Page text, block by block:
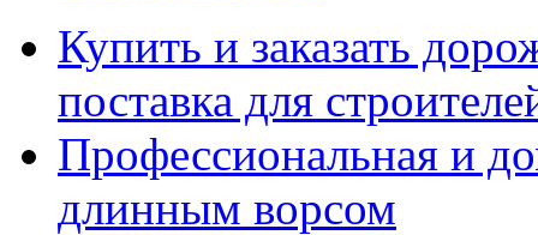
Купить и заказать
поставка для
Профессиональная и
длинным ворсом